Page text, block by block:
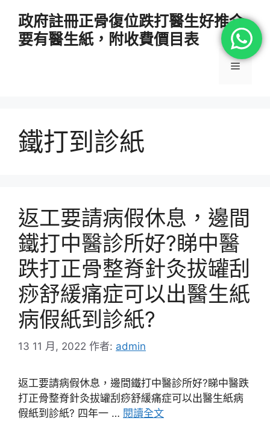
政府註冊正骨復位跌打醫生好推介
要有醫生紙，附收費價目表
選
鐵打到診紙
返工要請病假休息，邊間
鐵打中醫診所好?睇中醫
跌打正骨整脊針灸拔罐刮
痧舒緩痛症可以出醫生紙
病假紙到診紙?
13 11 月, 2022 作者: admin
返工要請病假休息，邊間鐵打中醫診所好?睇中醫跌
打正骨整脊針灸拔罐刮痧舒緩痛症可以出醫生紙病
假紙到診紙? 四年一 … 閱讀全文